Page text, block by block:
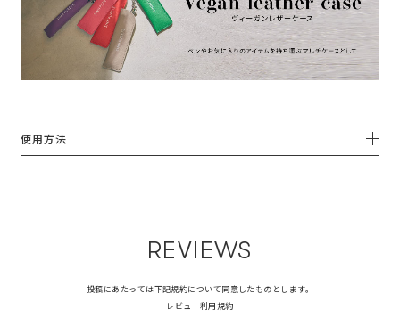
使用方法
REVIEWS
投稿にあたっては下記規約について同意したものとします。
レビュー利用規約